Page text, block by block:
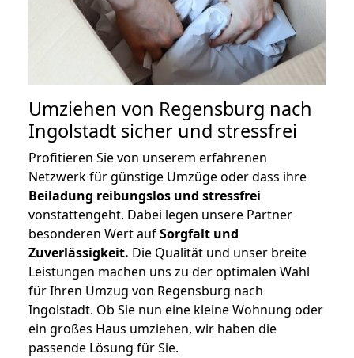
Umziehen von Regensburg nach
Ingolstadt sicher und stressfrei
Profitieren Sie von unserem erfahrenen
Netzwerk für günstige Umzüge oder dass ihre
Beiladung reibungslos und stressfrei
vonstattengeht. Dabei legen unsere Partner
besonderen Wert aufSorgfalt und
Zuverlässigkeit. Die Qualität und unser breite
Leistungen machen uns zu der optimalen Wahl
für Ihren Umzug von Regensburg nach
Ingolstadt. Ob Sie nun eine kleine Wohnung oder
ein großes Haus umziehen, wir haben die
passende Lösung für Sie.